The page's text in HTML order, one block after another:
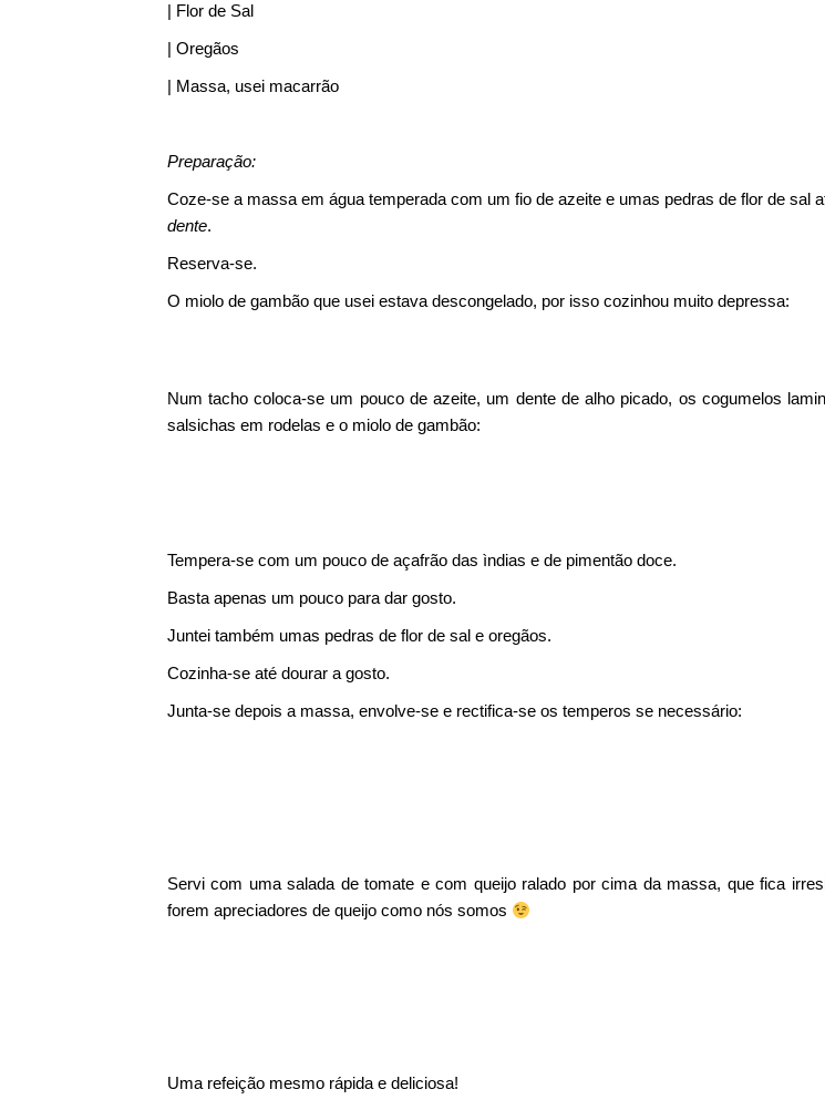
| Flor de Sal
| Oregãos
| Massa, usei macarrão
Preparação:
Coze-se a massa em água temperada com um fio de azeite e umas pedras de flor de sal
dente.
Reserva-se.
O miolo de gambão que usei estava descongelado, por isso cozinhou muito depressa:
Num tacho coloca-se um pouco de azeite, um dente de alho picado, os cogumelos
salsichas em rodelas e o miolo de gambão:
Tempera-se com um pouco de açafrão das ìndias e de pimentão doce.
Basta apenas um pouco para dar gosto.
Juntei também umas pedras de flor de sal e oregãos.
Cozinha-se até dourar a gosto.
Junta-se depois a massa, envolve-se e rectifica-se os temperos se necessário:
Servi com uma salada de tomate e com queijo ralado por cima da massa, que fica
forem apreciadores de queijo como nós somos
Uma refeição mesmo rápida e deliciosa!